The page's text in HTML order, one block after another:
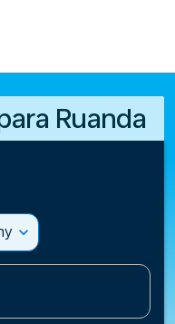
Ruanda
expand_more